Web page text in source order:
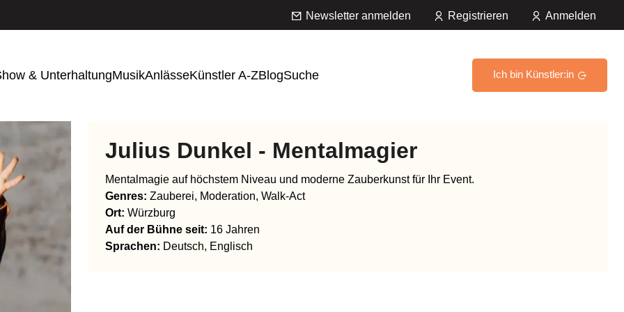
Newsletter anmelden Registrieren Anmelden
& UnterhaltungMusikAnlässeKünstler A-ZBlogSuche Ich bin Künstler:in
Julius Dunkel - Mentalmagier
Mentalmagie auf höchstem Niveau und moderne Zauberkunst für Ihr Event.
Genres: Zauberei, Moderation, Walk-Act
Ort: Würzburg
Auf der Bühne seit: 16 Jahren
Sprachen: Deutsch, Englisch